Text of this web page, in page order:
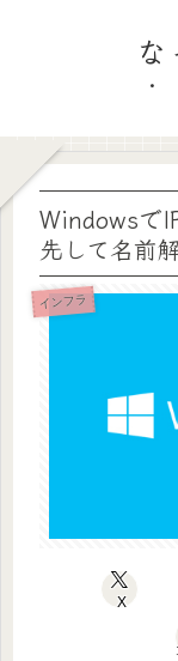
Windowsで
先して名前
インフラ
X